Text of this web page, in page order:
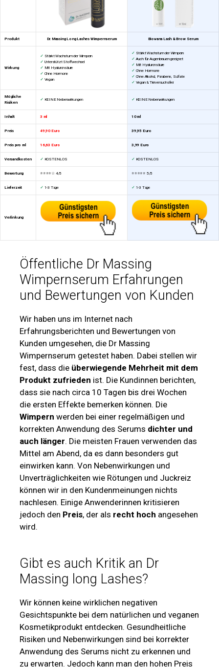
Produkt Dr. Massing Long Lashes Wimpernserum Biovana Lash & Brow Serum
Wirkung
✓ Stärkt Wachstum der Wimpern
✓ Unterstützt Stoffwechsel
✓ Mit Hyaluronsäure
✓ Ohne Hormone
✓ Vegan
✓ Stärkt Wachstum der Wimpern
✓ Auch für Augenbrauen geeignet
✓ Mit Hyaluronsäure
✓ Ohne Hormone
✓ Ohne Alkohol, Parabene, Sulfate
✓ Vegan & Tierversuchsfrei
Mögliche
Risiken
✓ KEINE Nebenwirkungen ✓ KEINE Nebenwirkungen
Inhalt 3 ml 10 ml
Preis 49,90 Euro 39,95 Euro
Preis pro ml 16,63 Euro 3,99 Euro
Versandkosten ✓ KOSTENLOS ✓ KOSTENLOS
Bewertung ⭐⭐⭐⭐☆ 4/5 ⭐⭐⭐⭐⭐ 5/5
Lieferzeit ✓ 1-3 Tage ✓ 1-3 Tage
Verlinkung
Öffentliche Dr Massing
Wimpernserum Erfahrungen
und Bewertungen von Kunden
Wir haben uns im Internet nach
Erfahrungsberichten und Bewertungen von
Kunden umgesehen, die Dr Massing
Wimpernserum getestet haben. Dabei stellen wir
fest, dass die überwiegende Mehrheit mit dem
Produkt zufrieden ist. Die Kundinnen berichten,
dass sie nach circa 10 Tagen bis drei Wochen
die ersten Effekte bemerken können. Die
Wimpern werden bei einer regelmäßigen und
korrekten Anwendung des Serums dichter und
auch länger. Die meisten Frauen verwenden das
Mittel am Abend, da es dann besonders gut
einwirken kann. Von Nebenwirkungen und
Unverträglichkeiten wie Rötungen und Juckreiz
können wir in den Kundenmeinungen nichts
nachlesen. Einige Anwenderinnen kritisieren
jedoch den Preis, der als recht hoch angesehen
wird.
Gibt es auch Kritik an Dr
Massing long Lashes?
Wir können keine wirklichen negativen
Gesichtspunkte bei dem natürlichen und veganen
Kosmetikprodukt entdecken. Gesundheitliche
Risiken und Nebenwirkungen sind bei korrekter
Anwendung des Serums nicht zu erkennen und
zu erwarten. Jedoch kann man den hohen Preis